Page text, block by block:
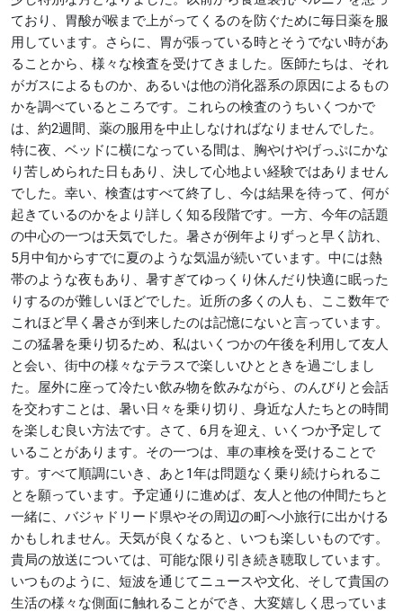
ており、胃酸が喉まで上がってくるのを防ぐために毎日薬を服
用しています。さらに、胃が張っている時とそうでない時があ
ることから、様々な検査を受けてきました。医師たちは、それ
がガスによるものか、あるいは他の消化器系の原因によるもの
かを調べているところです。これらの検査のうちいくつかで
は、約2週間、薬の服用を中止しなければなりませんでした。
特に夜、ベッドに横になっている間は、胸やけやげっぷにかな
り苦しめられた日もあり、決して心地よい経験ではありません
でした。幸い、検査はすべて終了し、今は結果を待って、何が
起きているのかをより詳しく知る段階です。一方、今年の話題
の中心の一つは天気でした。暑さが例年よりずっと早く訪れ、
5月中旬からすでに夏のような気温が続いています。中には熱
帯のような夜もあり、暑すぎてゆっくり休んだり快適に眠った
りするのが難しいほどでした。近所の多くの人も、ここ数年で
これほど早く暑さが到来したのは記憶にないと言っています。
この猛暑を乗り切るため、私はいくつかの午後を利用して友人
と会い、街中の様々なテラスで楽しいひとときを過ごしまし
た。屋外に座って冷たい飲み物を飲みながら、のんびりと会話
を交わすことは、暑い日々を乗り切り、身近な人たちとの時間
を楽しむ良い方法です。さて、6月を迎え、いくつか予定して
いることがあります。その一つは、車の車検を受けることで
す。すべて順調にいき、あと1年は問題なく乗り続けられるこ
とを願っています。予定通りに進めば、友人と他の仲間たちと
一緒に、バジャドリード県やその周辺の町へ小旅行に出かける
かもしれません。天気が良くなると、いつも楽しいものです。
貴局の放送については、可能な限り引き続き聴取しています。
いつものように、短波を通じてニュースや文化、そして貴国の
生活の様々な側面に触れることができ、大変嬉しく思っていま